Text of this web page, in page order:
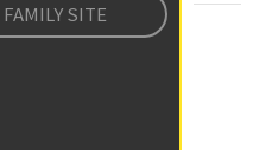
FAMILY SITE